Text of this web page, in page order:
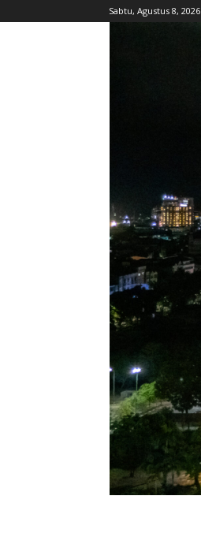
Sabtu, Agustus 8, 2026